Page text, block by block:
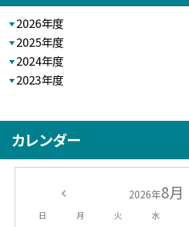
2026年度
2025年度
2024年度
2023年度
カレンダー
2026年8月
日 月 火 水